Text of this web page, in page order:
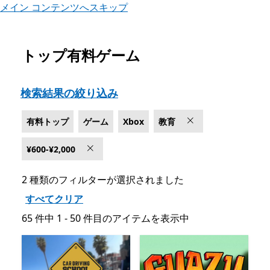
メイン コンテンツへスキップ
Microsoft.com をリスト
トップ有料ゲーム
検索結果の絞り込み
有料トップ ゲーム Xbox 教育
¥600-¥2,000
2 種類のフィルターが選択されました
すべてクリア
65 件中 1 - 50 件目のアイテムを表示中
65 件中 1 - 50 件目のアイテムを表示中